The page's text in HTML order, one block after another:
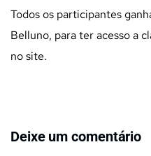
Todos os participantes
Belluno, para ter acesso a
nosite.
Deixe um comentário